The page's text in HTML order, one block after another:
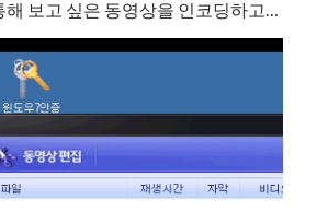
해 보고 싶은 동영상을 인코딩하고…